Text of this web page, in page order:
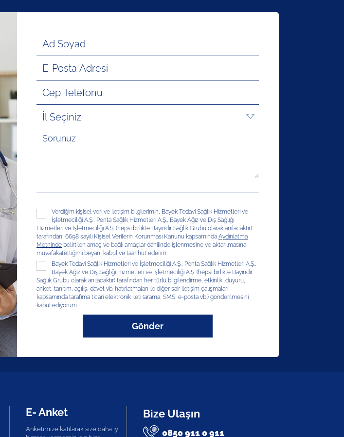
Verdiğim kişisel veri ve iletişim bilgilerimin, Bayek Tedavi Sağlık Hizmetleri ve
İşletmeciliği A.Ş., Penta Sağlık Hizmetleri A.Ş., Bayek Ağız ve Diş Sağlığı
Hizmetleri ve İşletmeciliği A.Ş. (hepsi birlikte Bayındır Sağlık Grubu olarak anılacaktır)
tarafından, 6698 sayılı Kişisel Verilerin Korunması Kanunu kapsamında Aydınlatma
Metninde belirtilen amaç ve bağlı amaçlar dahilinde işlenmesine ve aktarılmasına
muvafakatettiğimi beyan, kabul ve taahhüt ederim.
Bayek Tedavi Sağlık Hizmetleri ve İşletmeciliği A.Ş., Penta Sağlık Hizmetleri A.Ş.,
Bayek Ağız ve Diş Sağlığı Hizmetleri ve İşletmeciliği A.Ş. (hepsi birlikte Bayındır
Sağlık Grubu olarak anılacaktır) tarafından her türlü bilgilendirme, etkinlik, duyuru,
anket, tanıtım, açılış, davet vb. hatırlatmaları ile diğer sair iletişim çalışmaları
kapsamında tarafıma ticari elektronik ileti (arama, SMS, e-posta vb.) gönderilmesini
kabul ediyorum.
Gönder
E- Anket
Anketimize katılarak size daha iyi
Bize Ulaşın
0850 911 0 911